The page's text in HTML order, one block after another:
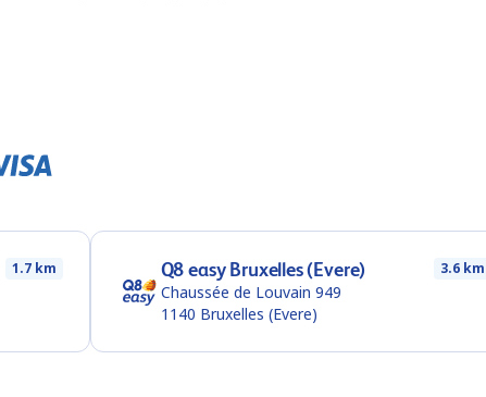
1.7 km Q8 easy Bruxelles (Evere) 3.6 km
Chaussée de Louvain 949
1140 Bruxelles (Evere)